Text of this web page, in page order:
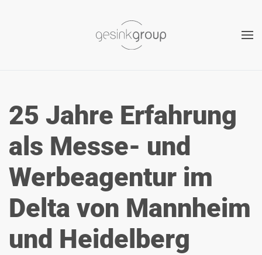
Zum Hauptinhalt springen
25 Jahre Erfahrung
als Messe- und
Werbeagentur im
Delta von Mannheim
und Heidelberg